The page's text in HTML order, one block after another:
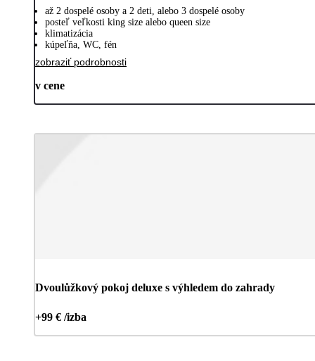
až 2 dospelé osoby a 2 deti, alebo 3 dospelé osoby
posteľ veľkosti king size alebo queen size
klimatizácia
kúpeľňa, WC, fén
zobraziť podrobnosti
v cene
Dvoulůžkový pokoj deluxe s výhledem do zahrady
+99 € /izba